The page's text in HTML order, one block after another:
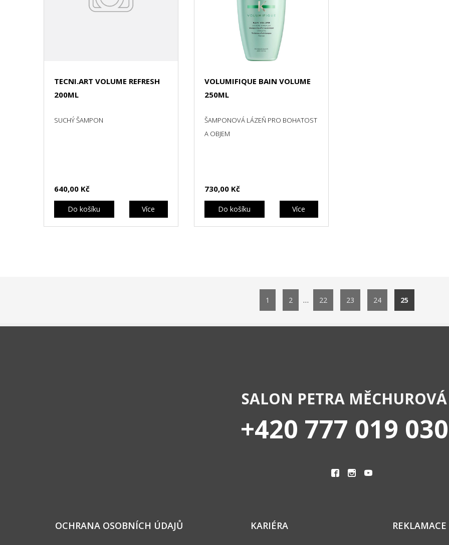
TECNI.ART VOLUME REFRESH
200ML
SUCHÝ ŠAMPON
640,00 Kč
Do košíku Více
VOLUMIFIQUE BAIN VOLUME
250ML
ŠAMPONOVÁ LÁZEŇ PRO BOHATOST
A OBJEM
730,00 Kč
Do košíku Více
1 2 … 22 23 24
SALON PETRA MĚCHUROVÁ
+420 777 019 030
OCHRANA OSOBNÍCH ÚDAJŮ KARIÉRA REKLAMACE